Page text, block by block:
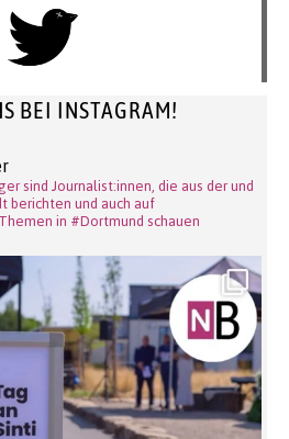
BEI INSTAGRAM!
sind Journalist:innen, die aus der und
berichten und auch auf
in #Dortmund schauen